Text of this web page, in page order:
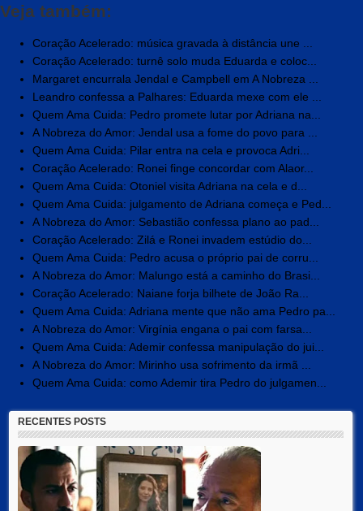
Veja também:
Coração Acelerado: música gravada à distância une ...
Coração Acelerado: turnê solo muda Eduarda e coloc...
Margaret encurrala Jendal e Campbell em A Nobreza ...
Leandro confessa a Palhares: Eduarda mexe com ele ...
Quem Ama Cuida: Pedro promete lutar por Adriana na...
A Nobreza do Amor: Jendal usa a fome do povo para ...
Quem Ama Cuida: Pilar entra na cela e provoca Adri...
Coração Acelerado: Ronei finge concordar com Alaor...
Quem Ama Cuida: Otoniel visita Adriana na cela e d...
Quem Ama Cuida: julgamento de Adriana começa e Ped...
A Nobreza do Amor: Sebastião confessa plano ao pad...
Coração Acelerado: Zilá e Ronei invadem estúdio do...
Quem Ama Cuida: Pedro acusa o próprio pai de corru...
A Nobreza do Amor: Malungo está a caminho do Brasi...
Coração Acelerado: Naiane forja bilhete de João Ra...
Quem Ama Cuida: Adriana mente que não ama Pedro pa...
A Nobreza do Amor: Virgínia engana o pai com farsa...
Quem Ama Cuida: Ademir confessa manipulação do jui...
A Nobreza do Amor: Mirinho usa sofrimento da irmã ...
Quem Ama Cuida: como Ademir tira Pedro do julgamen...
RECENTES POSTS